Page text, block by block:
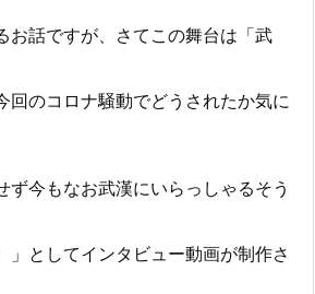
お話ですが、さてこの舞台は「武
回のコロナ騒動でどうされたか気に
ず今もなお武漢にいらっしゃるそう
」としてインタビュー動画が制作さ